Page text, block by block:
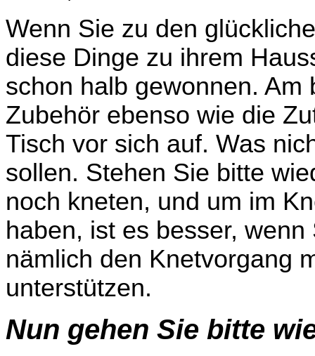
Wenn Sie zu den
diese Dinge zu ihrem
schon halb gewonnen.
Zubehör ebenso wie die
Tisch vor sich auf. Was
sollen. Stehen Sie bitte
noch kneten, und um im
haben, ist es besser,
nämlich den Knetvorgang
unterstützen.
Nun gehen Sie bitte